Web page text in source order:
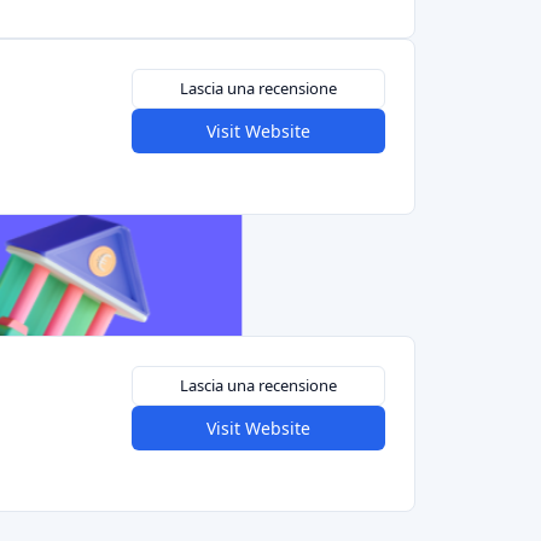
Lascia una recensione
Visit Website
Lascia una recensione
Visit Website